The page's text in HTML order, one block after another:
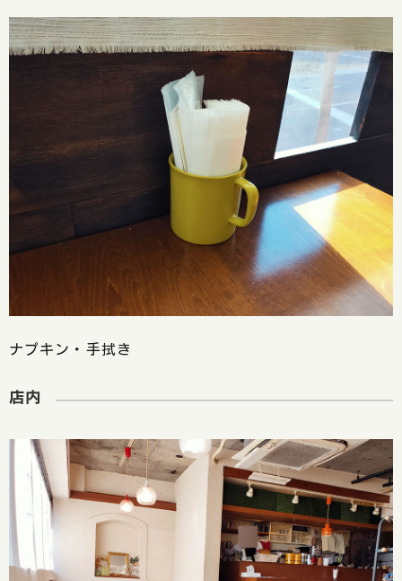
ナプキン・手拭き
店内